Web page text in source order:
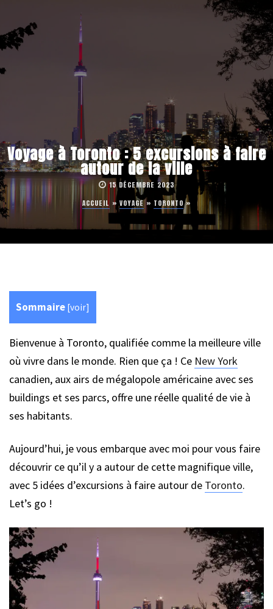
Voyage à Toronto : 5 excursions à faire
autour de la ville
15 DÉCEMBRE 2023
ACCUEIL » VOYAGE» TORONTO»
Sommaire [voir]
Bienvenue à Toronto, qualifiée comme la meilleure ville
où vivre dans le monde. Rien que ça ! Ce New York
canadien, aux airs de mégalopole américaine avec ses
buildings et ses parcs, offre une réelle qualité de vie à
ses habitants.
Aujourd’hui, je vous embarque avec moi pour vous faire
découvrir ce qu’il y a autour de cette magnifique ville,
avec 5 idées d’excursions à faire autour de Toronto.
Let’s go !